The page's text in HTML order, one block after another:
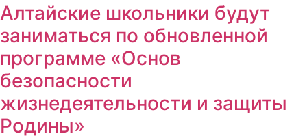
Алтайские школьники будут
заниматься по обновленной
программе «Основ
безопасности
жизнедеятельности и защиты
Родины»